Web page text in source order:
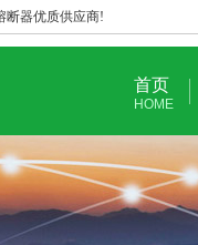
断器优质供应商!
首页
HOME